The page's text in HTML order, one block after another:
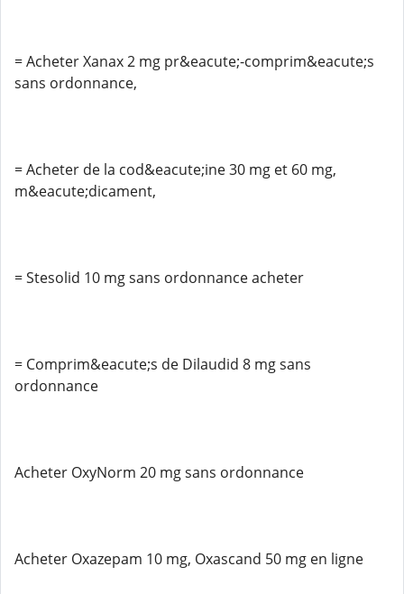
= Acheter Xanax 2 mg pr&eacute;-comprim&eacute;s
sans ordonnance,
= Acheter de la cod&eacute;ine 30 mg et 60 mg,
m&eacute;dicament,
= Stesolid 10 mg sans ordonnance acheter
= Comprim&eacute;s de Dilaudid 8 mg sans
ordonnance
Acheter OxyNorm 20 mg sans ordonnance
Acheter Oxazepam 10 mg, Oxascand 50 mg en ligne